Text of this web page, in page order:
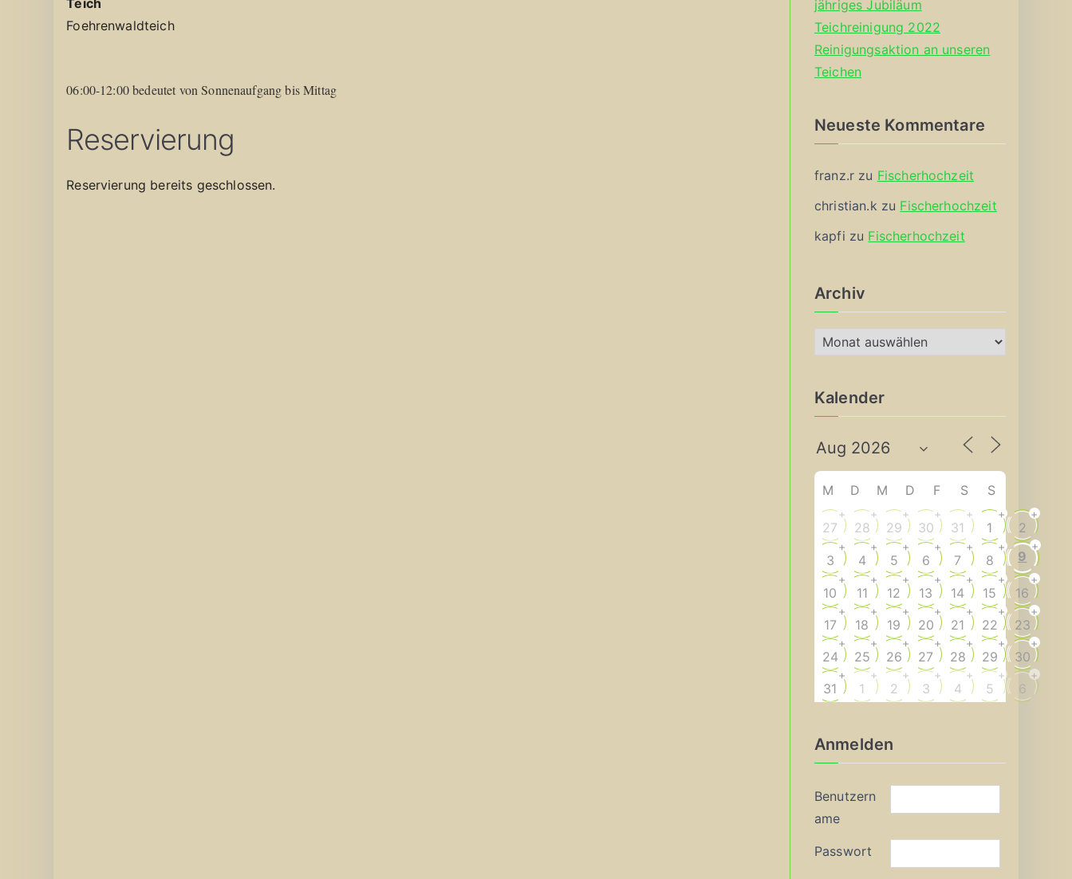
Foehrenwaldteich
06:00-12:00 bedeutet von Sonnenaufgang bis Mittag
Reservierung
Reservierung bereits geschlossen.
jähriges Jubiläum
Teichreinigung 2022
Reinigungsaktion an unseren
Teichen
Neueste Kommentare
franz.r zu Fischerhochzeit
christian.k zu Fischerhochzeit
kapfi zu Fischerhochzeit
Archiv
r
h
v
Kalender
M D M D F S S
27
+
28
+
29
+
30
+
31
+
1
+
2
+
3
+
4
+
5
+
6
+
7
+
8
+
9
+
10
+
11
+
12
+
13
+
14
+
15
+
16
+
17
+
18
+
19
+
20
+
21
+
22
+
23
+
24
+
25
+
26
+
27
+
28
+
29
+
30
+
31
+
1
+
2
+
3
+
4
+
5
+
6
+
Anmelden
Benutzern
ame
Passwort